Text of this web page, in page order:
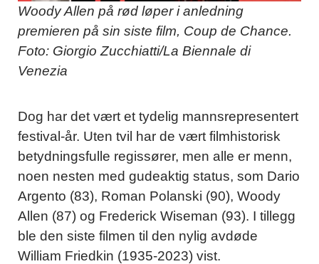
Woody Allen på rød løper i anledning
premieren på sin siste film, Coup de Chance.
Foto: Giorgio Zucchiatti/La Biennale di
Venezia
Dog har det vært et tydelig mannsrepresentert
festival-år. Uten tvil har de vært filmhistorisk
betydningsfulle regissører, men alle er menn,
noen nesten med gudeaktig status, som Dario
Argento (83), Roman Polanski (90), Woody
Allen (87) og Frederick Wiseman (93). I tillegg
ble den siste filmen til den nylig avdøde
William Friedkin (1935-2023) vist.